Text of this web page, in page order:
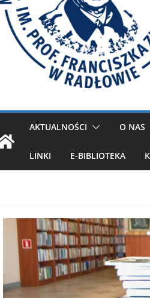
AKTUALNOŚCI O NAS
LINKI E-BIBLIOTEKA